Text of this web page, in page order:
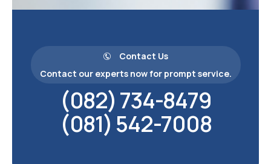
Contact Us
Contact our experts now for prompt service.
(082) 734-8479
(081) 542-7008